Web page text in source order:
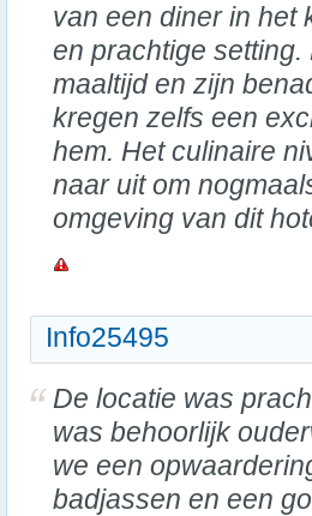
van een diner in het
en prachtige
maaltijd en zijn
kregen zelfs een
hem. Het culinaire
naar uit om
omgeving van dit
Info25495
De locatie was
was behoorlijk
we een
badjassen en een